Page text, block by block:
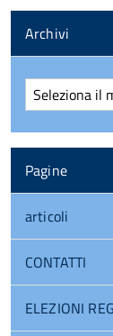
Archivi
Archivi
Pagine
articoli
CONTATTI
ELEZIONI